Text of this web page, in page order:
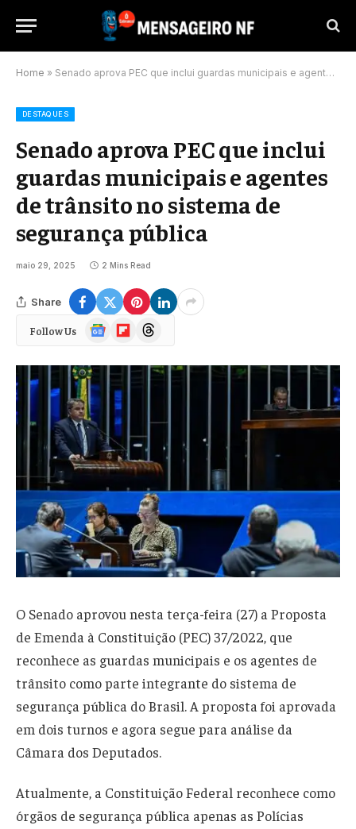
Home » Senado aprova PEC que inclui guardas municipais e agentes de trânsito no sistema de segurança pública
DESTAQUES
Senado aprova PEC que inclui
guardas municipais e agentes
de trânsito no sistema de
segurança pública
maio 29, 2025 2 Mins Read
Share
Follow Us
Google
News
FlipboardThreads
O Senado aprovou nesta terça-feira (27) a Proposta
de Emenda à Constituição (PEC) 37/2022, que
reconhece as guardas municipais e os agentes de
trânsito como parte integrante do sistema de
segurança pública do Brasil. A proposta foi aprovada
em dois turnos e agora segue para análise da
Câmara dos Deputados.
Atualmente, a Constituição Federal reconhece como
órgãos de segurança pública apenas as Polícias